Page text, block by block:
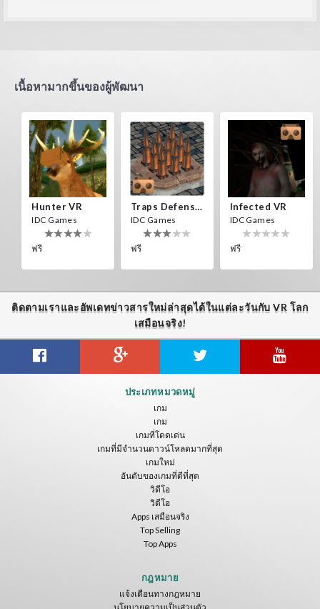
เนื้อหามากขึ้นของผู้พัฒนา
Hunter VR
IDC Games
ฟรี
Traps Defense VR
IDC Games
ฟรี
Infected VR
IDC Games
ฟรี
IDC Games
ฟรี
ติดตามเราและอัพเดทข่าวสารใหม่ล่าสุดได้ในแต่ละวันกับ VR โลก
เสมือนจริง!
ประเภทหมวดหมู่
เกม
เกม
เกมที่โดดเด่น
เกมที่มีจำนวนดาวน์โหลดมากที่สุด
เกมใหม่
อันดับของเกมที่ดีที่สุด
วิดีโอ
วิดีโอ
Apps เสมือนจริง
Top Selling
Top Apps
กฎหมาย
แจ้งเตือนทางกฎหมาย